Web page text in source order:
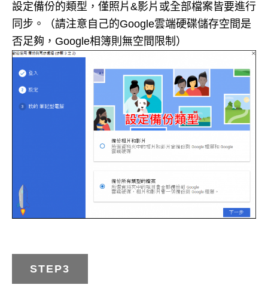
設定備份的類型，僅照片&影片或全部檔案皆要進行
同步。（請注意自己的Google雲端硬碟儲存空間是
否足夠，Google相簿則無空間限制）
STEP3